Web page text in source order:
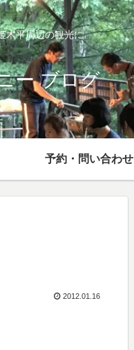
木平周辺の観光に
ー ブログ
予約・問い合わせ
2012.01.16